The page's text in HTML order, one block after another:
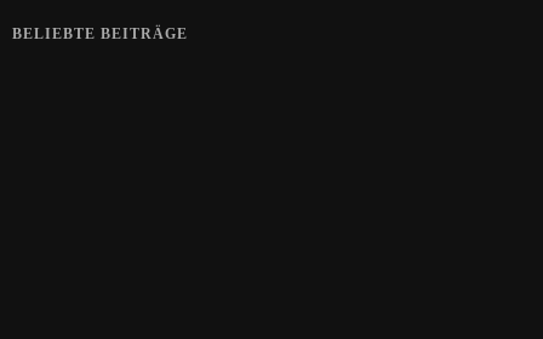
BELIEBTE BEITRÄGE